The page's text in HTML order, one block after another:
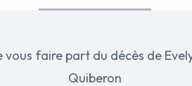
faire part du décès de
Quiberon